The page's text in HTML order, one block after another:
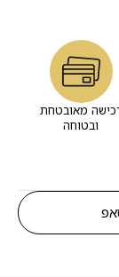
מאובטחת
ובטוחה